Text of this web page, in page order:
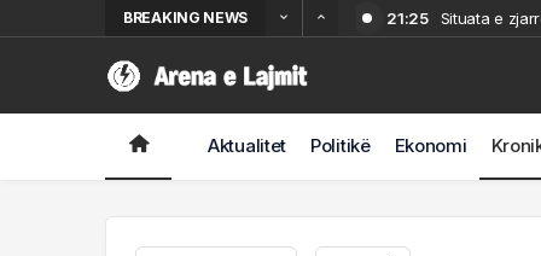
BREAKING NEWS 21:25
Situata e
Aktualitet Politikë Ekonomi